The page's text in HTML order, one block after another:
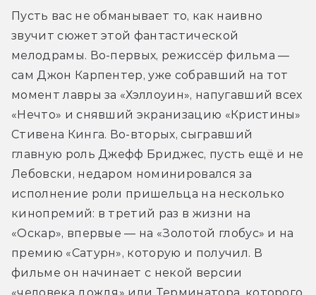
Пусть вас не обманывает то, как наивно
звучит сюжет этой фантастической
мелодрамы. Во-первых, режиссёр фильма —
сам Джон Карпентер, уже собравший на тот
момент лавры за «Хэллоуин», напугавший всех
«Нечто» и снявший экранизацию «Кристины»
Стивена Кинга. Во-вторых, сыгравший
главную роль Джефф Бриджес, пусть ещё и не
Лебовски, недаром номинировался за
исполнение роли пришельца на несколько
кинопремий: в третий раз в жизни на
«Оскар», впервые — на «Золотой глобус» и на
премию «Сатурн», которую и получил. В
фильме он начинает с некой версии
«человека дождя» или Терминатора, которого